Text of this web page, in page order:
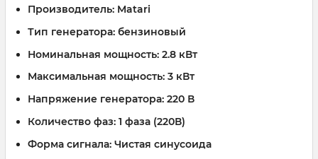
Производитель: Matari
Тип генератора: бензиновый
Номинальная мощность: 2.8 кВт
Максимальная мощность: 3 кВт
Напряжение генератора: 220 В
Количество фаз: 1 фаза (220В)
Форма сигнала: Чистая синусоида